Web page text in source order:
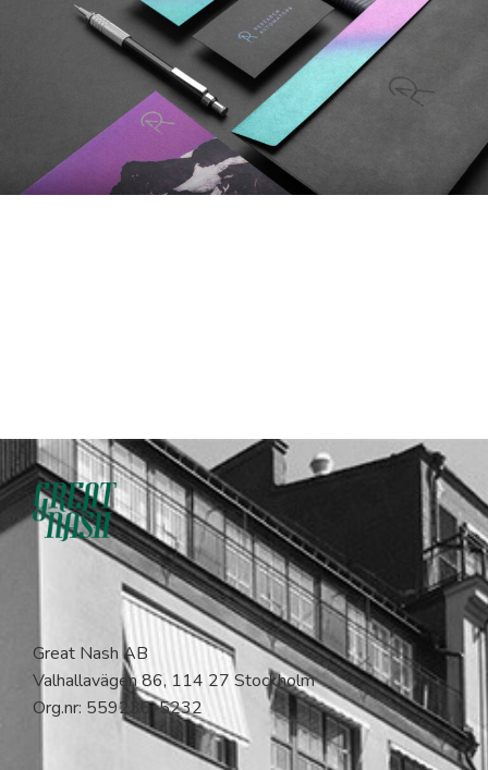
Great Nash AB
Valhallavägen 86, 114 27 Stockholm
Org.nr: 559236-5232